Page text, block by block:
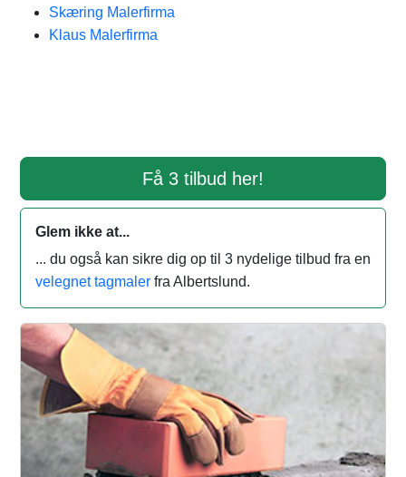
Skæring Malerfirma
Klaus Malerfirma
Få 3 tilbud her!
Glem ikke at...
... du også kan sikre dig op til 3 nydelige tilbud fra en
velegnet tagmaler fra Albertslund.